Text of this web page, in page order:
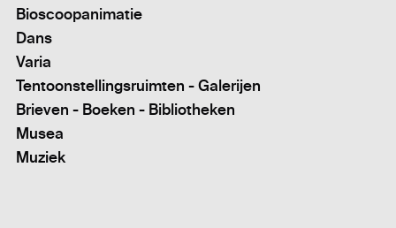
Bioscoopanimatie
Dans
Varia
Tentoonstellingsruimten - Galerijen
Brieven - Boeken - Bibliotheken
Musea
Muziek